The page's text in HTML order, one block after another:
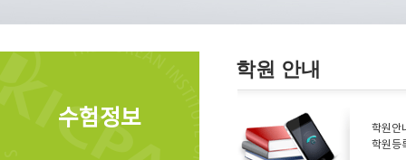
수험정보
학원 안내
학원안
학원등